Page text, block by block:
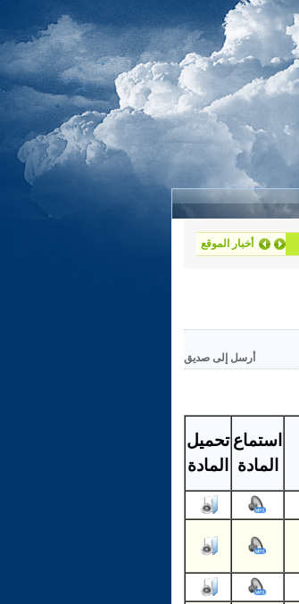
أخبار الموقع
أرسل إلى صديق
استماع
المادة
تحميل
المادة